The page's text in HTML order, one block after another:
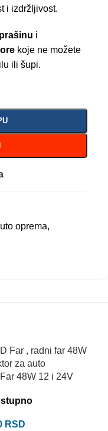
i izdržljivost.
prašinu i
koje ne možete
ili šupi.
oprema,
48W 12 i 24V
RSD